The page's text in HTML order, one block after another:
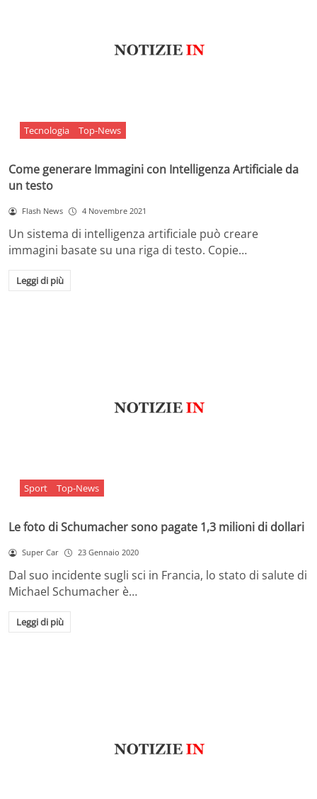
Tecnologia Top-News
Come generare Immagini con Intelligenza Artificiale da
un testo
Flash News 4 Novembre 2021
Un sistema di intelligenza artificiale può creare
immagini basate su una riga di testo. Copie…
Leggi di più
Sport Top-News
Le foto di Schumacher sono pagate 1,3 milioni di dollari
Super Car 23 Gennaio 2020
Dal suo incidente sugli sci in Francia, lo stato di salute di
Michael Schumacher è…
Leggi di più